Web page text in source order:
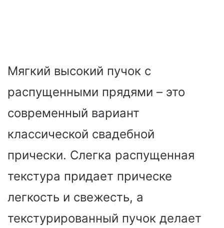
Мягкий высокий пучок с
распущенными прядями – это
современный вариант
классической свадебной
прически. Слегка распущенная
текстура придает прическе
легкость и свежесть, а
текстурированный пучок делает